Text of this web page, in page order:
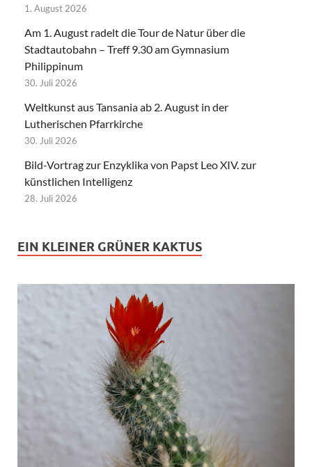
1. August 2026
Am 1. August radelt die Tour de Natur über die
Stadtautobahn – Treff 9.30 am Gymnasium
Philippinum
30. Juli 2026
Weltkunst aus Tansania ab 2. August in der
Lutherischen Pfarrkirche
30. Juli 2026
Bild-Vortrag zur Enzyklika von Papst Leo XIV. zur
künstlichen Intelligenz
28. Juli 2026
EIN KLEINER GRÜNER KAKTUS